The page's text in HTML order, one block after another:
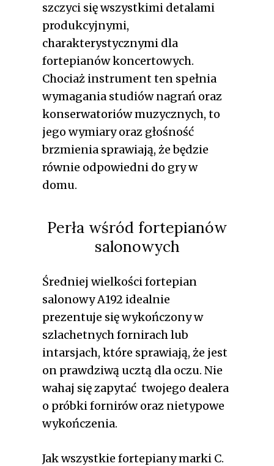
szczyci się wszystkimi detalami
produkcyjnymi,
charakterystycznymi dla
fortepianów koncertowych.
Chociaż instrument ten spełnia
wymagania studiów nagrań oraz
konserwatoriów muzycznych, to
jego wymiary oraz głośność
brzmienia sprawiają, że będzie
równie odpowiedni do gry w
domu.
Perła wśród fortepianów
salonowych
Średniej wielkości fortepian
salonowy A192 idealnie
prezentuje się wykończony w
szlachetnych fornirach lub
intarsjach, które sprawiają, że jest
on prawdziwą ucztą dla oczu. Nie
wahaj się zapytać twojego dealera
o próbki fornirów oraz nietypowe
wykończenia.
Jak wszystkie fortepiany marki C.